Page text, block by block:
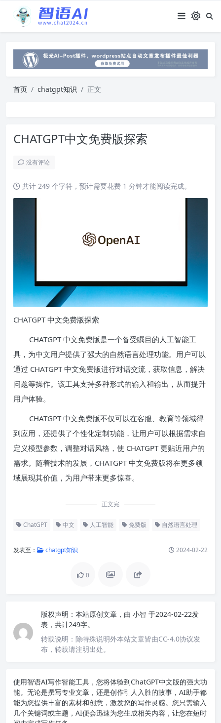
首页 chatgpt知识 正文
CHATGPT中文免费版探索
没有评论
共计 249 个字符，预计需要花费 1 分钟才能阅读完成。
CHATGPT 中文免费版探索
CHATGPT 中文免费版是一个备受瞩目的人工智能工
具，为中文用户提供了强大的自然语言处理功能。用户可以
通过 CHATGPT 中文免费版进行对话交流，获取信息，解决
问题等操作。该工具支持多种形式的输入和输出，从而提升
用户体验。
CHATGPT 中文免费版不仅可以在客服、教育等领域得
到应用，还提供了个性化定制功能，让用户可以根据需求自
定义模型参数，调整对话风格，使 CHATGPT 更贴近用户的
需求。随着技术的发展，CHATGPT 中文免费版将在更多领
域展现其价值，为用户带来更多惊喜。
正文完
ChatGPT 中文 人工智能 免费版 自然语言处理
发表至： chatgpt知识 2024-02-22
0
版权声明： 本站原创文章，由 小智 于2024-02-22发
表，共计249字。
转载说明： 除特殊说明外本站文章皆由CC-4.0协议发
布，转载请注明出处。
使用智语AI写作智能工具，您将体验到ChatGPT中文版的强大功
能。无论是撰写专业文章，还是创作引人入胜的故事，AI助手都
能为您提供丰富的素材和创意，激发您的写作灵感。您只需输入
几个关键词或主题，AI便会迅速为您生成相关内容，让您在短时